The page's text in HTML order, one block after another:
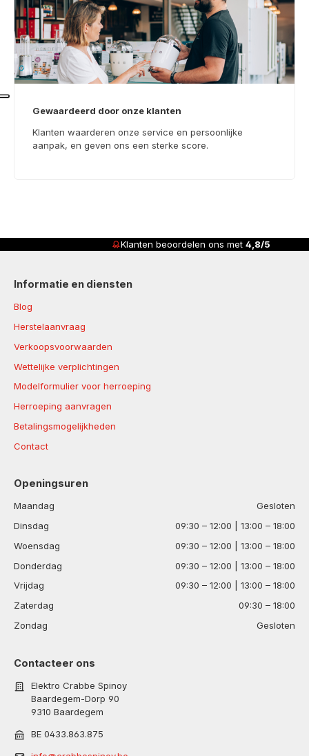
Gewaardeerd door onze klanten
Klanten waarderen onze service en persoonlijke
aanpak, en geven ons een sterke score.
Klanten beoordelen ons met4,8/5
Informatie en diensten
Blog
Herstelaanvraag
Verkoopsvoorwaarden
Wettelijke verplichtingen
Modelformulier voor herroeping
Herroeping aanvragen
Betalingsmogelijkheden
Contact
Openingsuren
Maandag
Gesloten
Dinsdag
09:30 – 12:00 | 13:00 – 18:00
Woensdag
09:30 – 12:00 | 13:00 – 18:00
Donderdag
09:30 – 12:00 | 13:00 – 18:00
Vrijdag
09:30 – 12:00 | 13:00 – 18:00
Zaterdag
09:30 – 18:00
Zondag
Gesloten
Contacteer ons
Elektro Crabbe Spinoy
Baardegem-Dorp 90
9310 Baardegem
BE 0433.863.875